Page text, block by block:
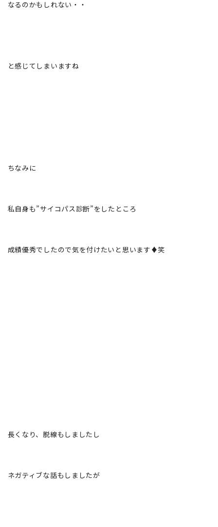
なるのかもしれない・・
と感じてしまいますね
ちなみに
私自身も”サイコパス診断”をしたところ
成績優秀でしたので気を付けたいと思います♦笑
長くなり、脱線もしましたし
ネガティブな話もしましたが